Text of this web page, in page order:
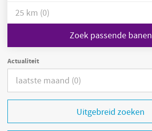
Zoek passende banen
Actualiteit
Uitgebreid zoeken